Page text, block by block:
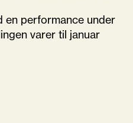
en performance under
varer til januar